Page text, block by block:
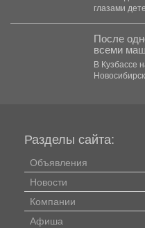
Победы».
глазами детей 🚂 Сегодня
После
всеми
В Кузбассе
Разделы сайта:
Объявления
Новости
Компании
Афиша